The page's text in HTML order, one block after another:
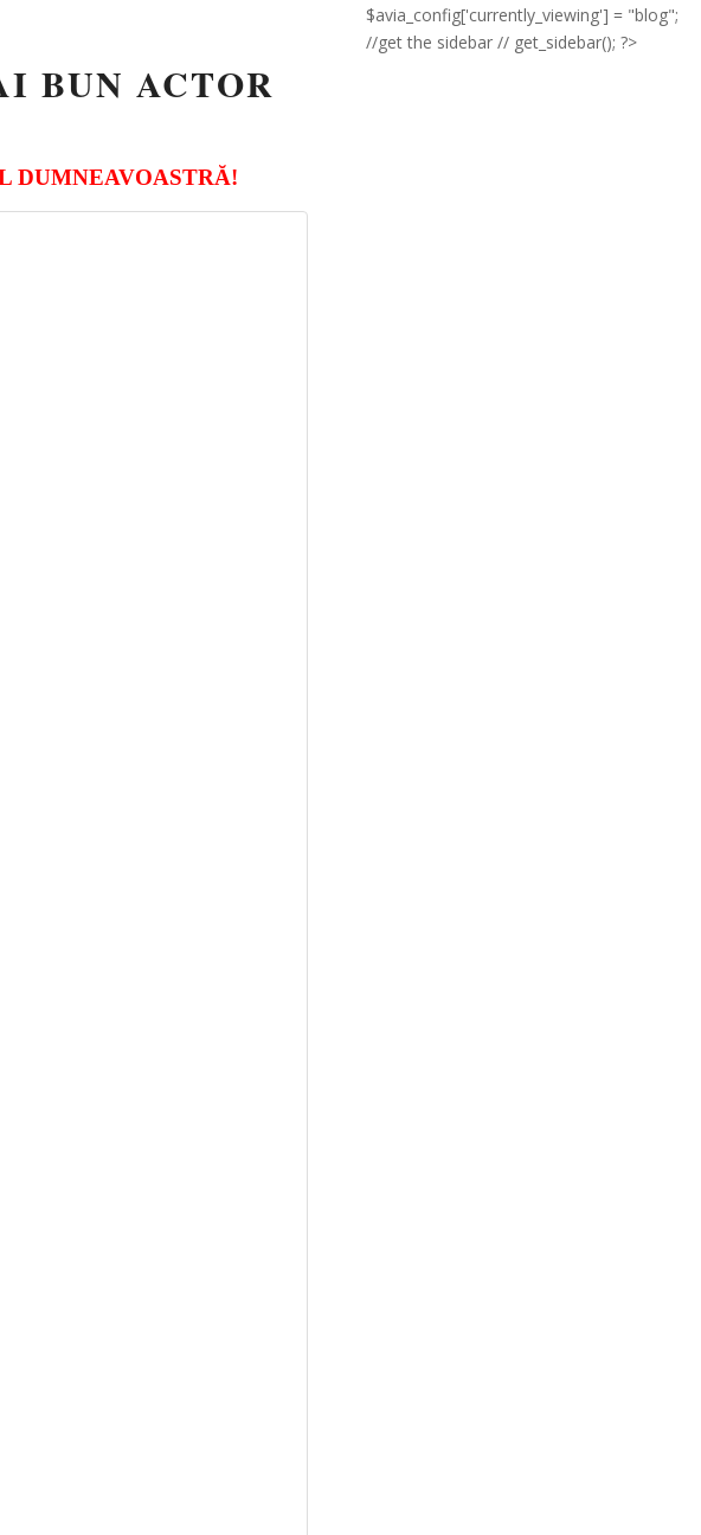
BUN ACTOR
DUMNEAVOASTRĂ!
$avia_config['currently_viewing'] = "blog";
//get the sidebar // get_sidebar(); ?>